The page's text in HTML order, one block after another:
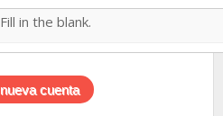
Fill in the blank.